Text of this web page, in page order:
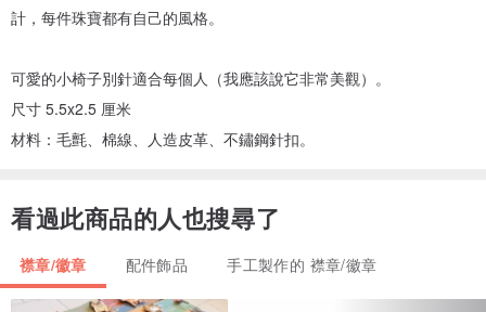
計，每件珠寶都有自己的風格。
可愛的小椅子別針適合每個人（我應該說它非常美觀）。
尺寸 5.5x2.5 厘米
材料：毛氈、棉線、人造皮革、不鏽鋼針扣。
看過此商品的人也搜尋了
襟章/徽章 配件飾品 手工製作的 襟章/徽章